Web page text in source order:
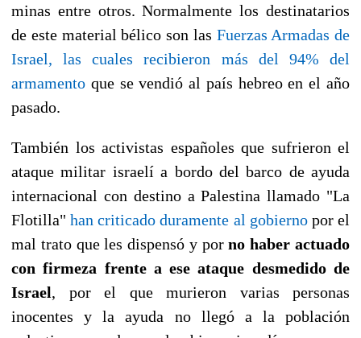
minas entre otros. Normalmente los destinatarios
de este material bélico son las Fuerzas Armadas de
Israel, las cuales recibieron más del 94% del
armamento que se vendió al país hebreo en el año
pasado.
También los activistas españoles que sufrieron el
ataque militar israelí a bordo del barco de ayuda
internacional con destino a Palestina llamado "La
Flotilla"han criticado duramente al gobiernopor el
mal trato que les dispensó y porno haber actuado
con firmeza frente a ese ataque desmedido de
Israel, por el que murieron varias personas
inocentes y la ayuda no llegó a la población